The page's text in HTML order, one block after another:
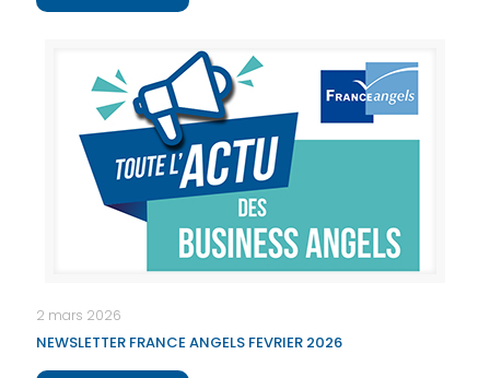
2 mars 2026
NEWSLETTER FRANCE ANGELS FEVRIER 2026